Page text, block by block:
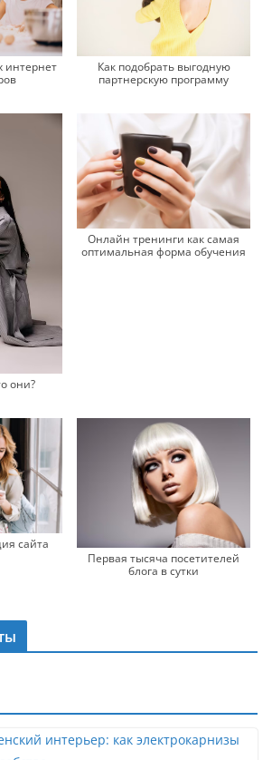
интернет
Как подобрать выгодную
партнерскую программу
они?
Онлайн тренинги как самая
оптимальная форма обучения
сайта
Первая тысяча посетителей
блога в сутки